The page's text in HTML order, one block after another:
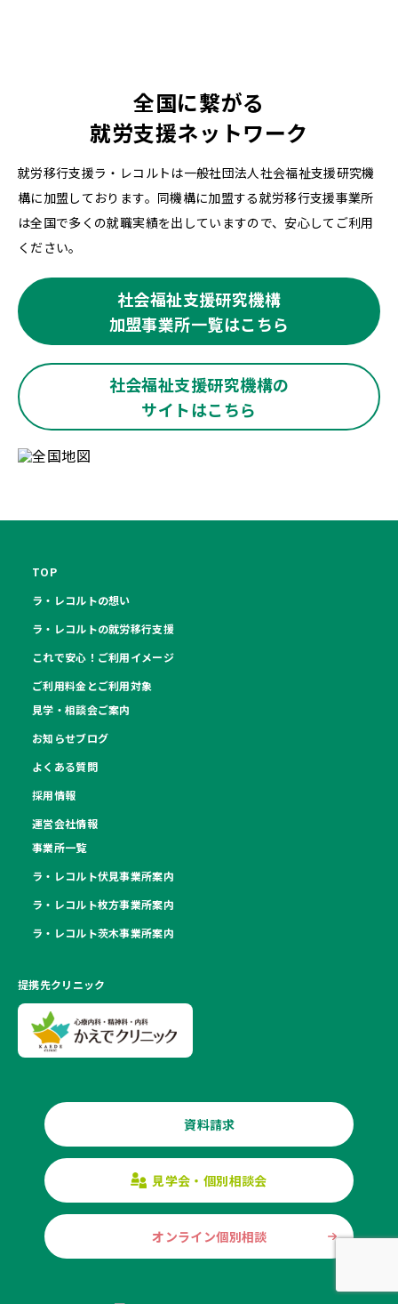
全国に繋がる
就労支援ネットワーク
就労移行支援ラ・レコルトは一般社団法人社会福祉支援研究機
構に加盟しております。同機構に加盟する就労移行支援事業所
は全国で多くの就職実績を出していますので、安心してご利用
ください。
社会福祉支援研究機構
加盟事業所一覧はこちら
社会福祉支援研究機構の
サイトはこちら
TOP
ラ・レコルトの想い
ラ・レコルトの就労移行支援
これで安心！ご利用イメージ
ご利用料金とご利用対象
見学・相談会ご案内
お知らせブログ
よくある質問
採用情報
運営会社情報
事業所一覧
ラ・レコルト伏見事業所案内
ラ・レコルト枚方事業所案内
ラ・レコルト茨木事業所案内
提携先クリニック
資料請求
見学会・個別相談会
オンライン個別相談